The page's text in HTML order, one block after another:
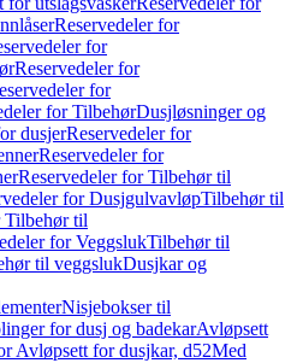
Reservedeler for
for
Reservedeler for
for
for TilbehørDusjløsninger og
dusjerReservedeler for
Reservedeler for
Reservedeler for Tilbehør til
for DusjgulvavløpTilbehør til
Tilbehør til
for VeggslukTilbehør til
til veggslukDusjkar og
Nisjebokser til
for dusj og badekarAvløpsett
Avløpsett for dusjkar, d52Med